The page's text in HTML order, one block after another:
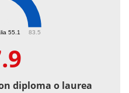
55.1 83.5
diploma o laurea